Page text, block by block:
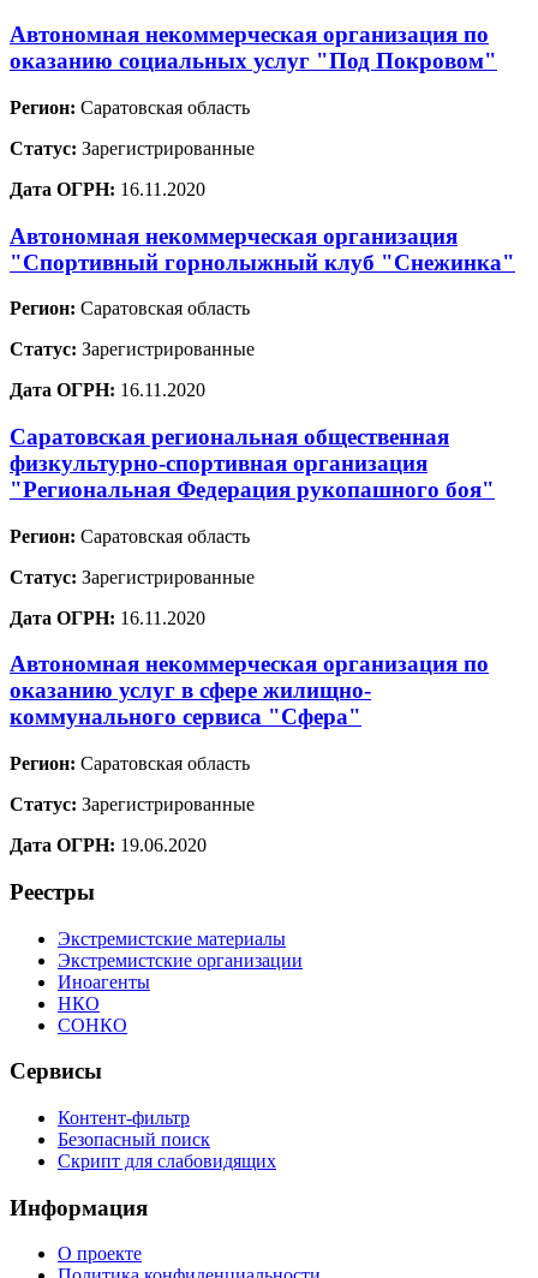
Автономная некоммерческая организация по
оказанию социальных услуг "Под Покровом"
Регион: Саратовская область
Статус: Зарегистрированные
Дата ОГРН: 16.11.2020
Автономная некоммерческая организация
"Спортивный горнолыжный клуб "Снежинка"
Регион: Саратовская область
Статус: Зарегистрированные
Дата ОГРН: 16.11.2020
Саратовская региональная общественная
физкультурно-спортивная организация
"Региональная Федерация рукопашного боя"
Регион: Саратовская область
Статус: Зарегистрированные
Дата ОГРН: 16.11.2020
Автономная некоммерческая организация по
оказанию услуг в сфере жилищно-
коммунального сервиса "Сфера"
Регион: Саратовская область
Статус: Зарегистрированные
Дата ОГРН: 19.06.2020
Реестры
Экстремистские материалы
Экстремистские организации
Иноагенты
НКО
СОНКО
Сервисы
Контент-фильтр
Безопасный поиск
Скрипт для слабовидящих
Информация
О проекте